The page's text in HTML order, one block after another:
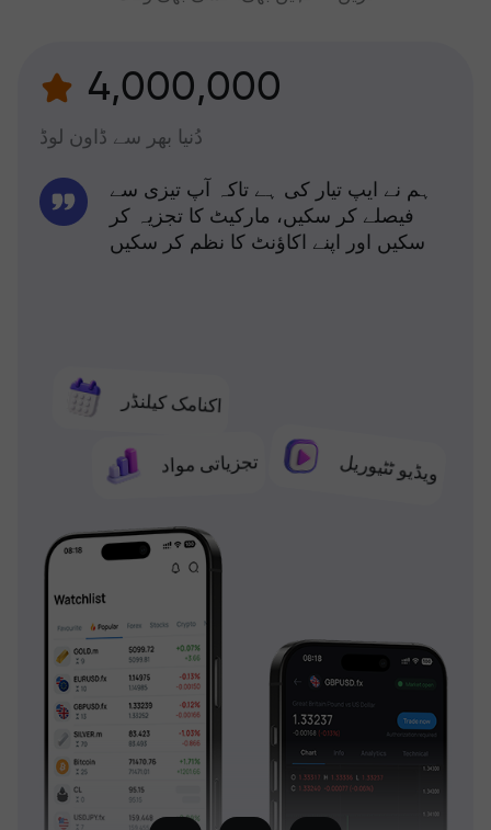
4,000,000
دُنیا بھر سے ڈاون لوڈ
اکنامک کیلنڈر
تجزیاتی مواد ویڈیو ٹٹیوریل
ہم نے ایپ تیار کی ہے تاکہ آپ تیزی سے
فیصلے کر سکیں، مارکیٹ کا تجزیہ کر
سکیں اور اپنے اکاؤنٹ کا نظم کر سکیں